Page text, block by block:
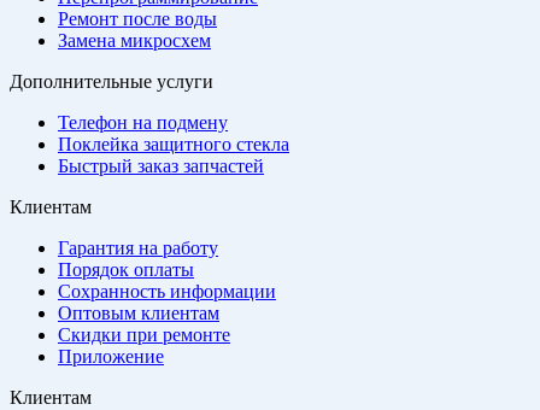
Ремонт после воды
Замена микросхем
Дополнительные услуги
Телефон на подмену
Поклейка защитного стекла
Быстрый заказ запчастей
Клиентам
Гарантия на работу
Порядок оплаты
Сохранность информации
Оптовым клиентам
Скидки при ремонте
Приложение
Клиентам